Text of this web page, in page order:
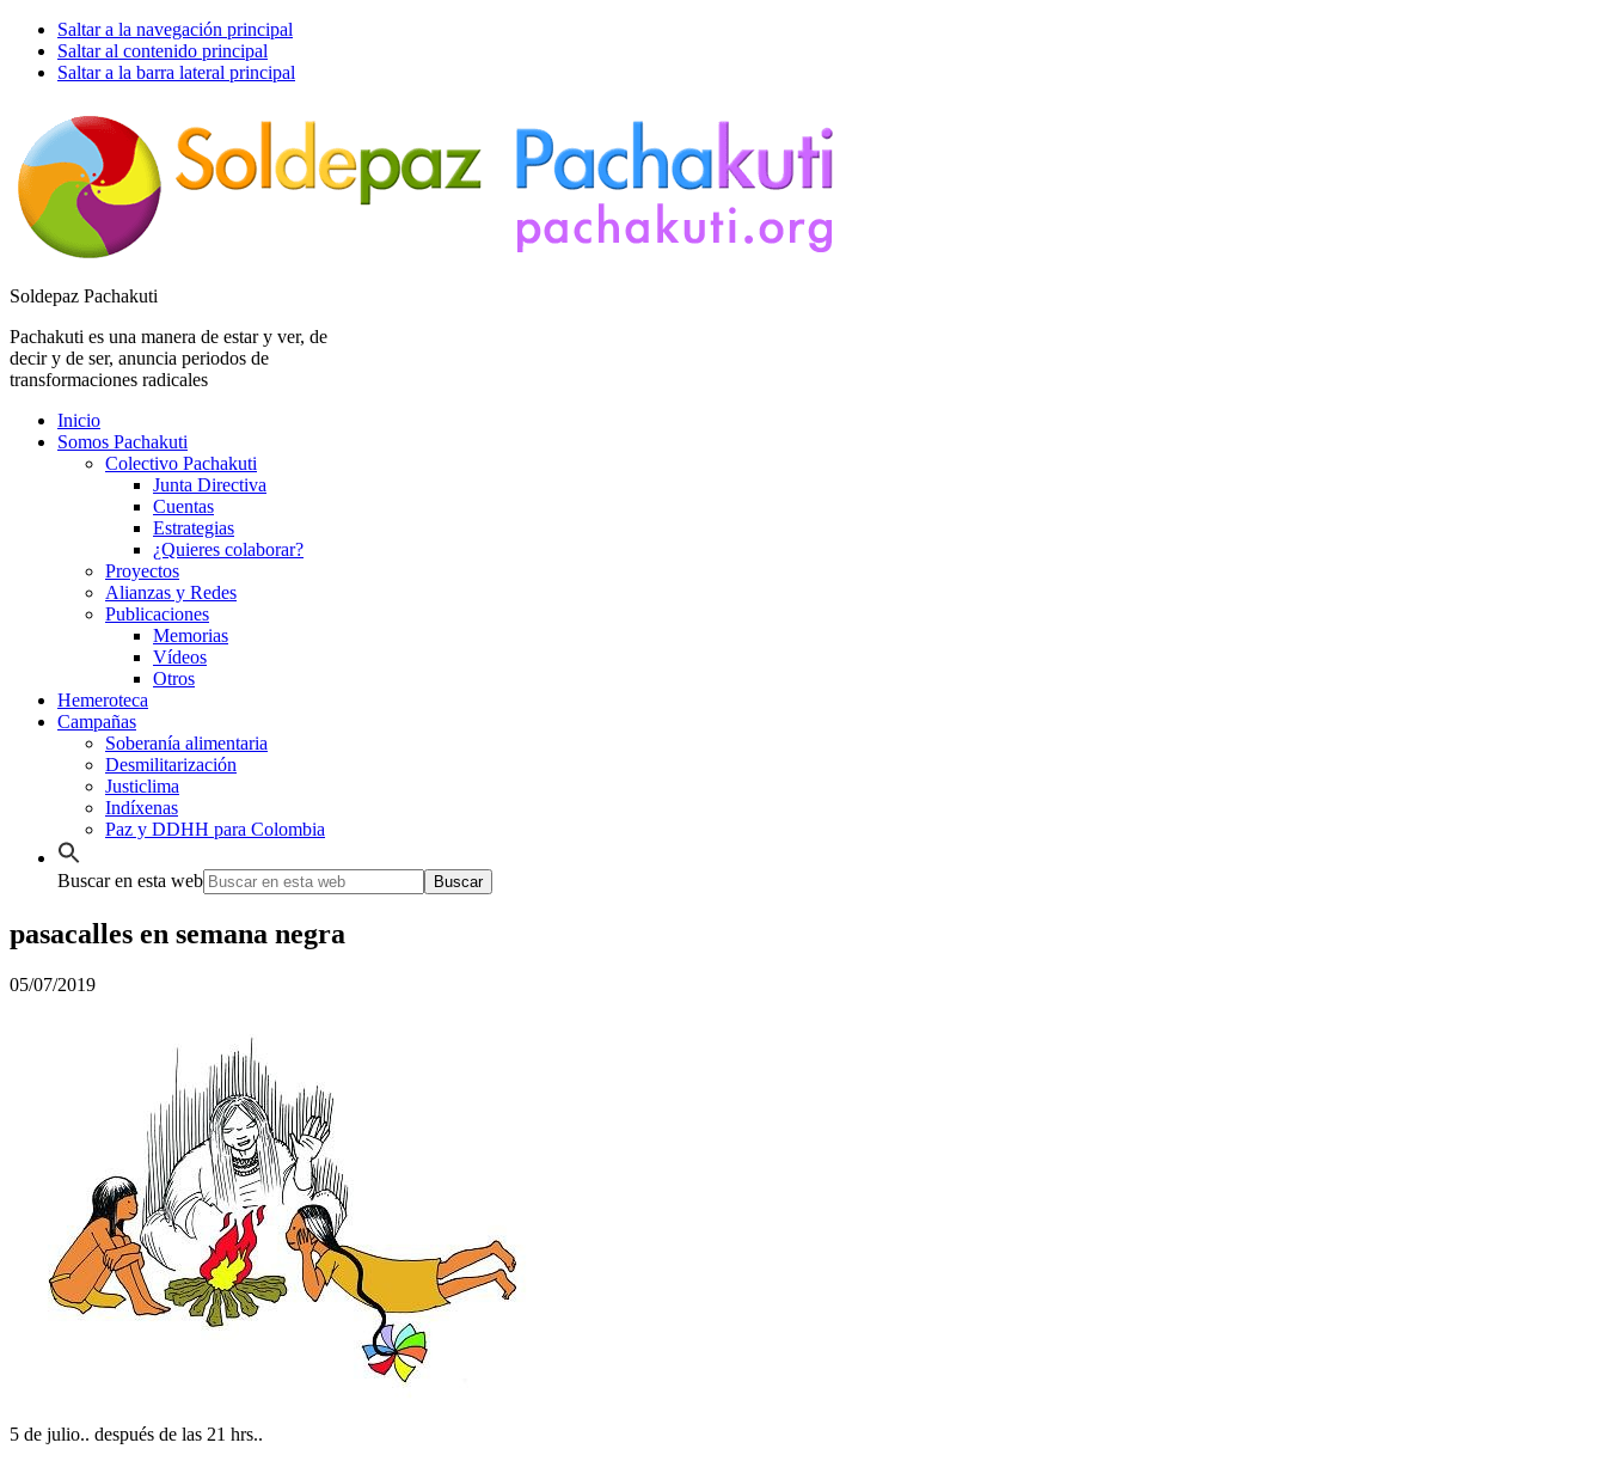
Saltar a la navegación principal
Saltar al contenido principal
Saltar a la barra lateral principal
Soldepaz Pachakuti
Pachakuti es una manera de estar y ver, de
decir y de ser, anuncia periodos de
transformaciones radicales
Inicio
Somos Pachakuti
Colectivo Pachakuti
Junta Directiva
Cuentas
Estrategias
¿Quieres colaborar?
Proyectos
Alianzas y Redes
Publicaciones
Memorias
Vídeos
Otros
Hemeroteca
Campañas
Soberanía alimentaria
Desmilitarización
Justiclima
Indíxenas
Paz y DDHH para Colombia
Buscar en esta web
pasacalles en semana negra
05/07/2019
5 de julio.. después de las 21 hrs..